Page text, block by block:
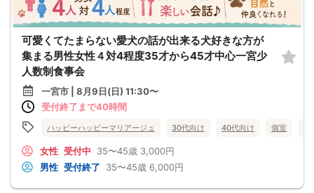
可愛くてたまらない愛犬の話が出来る犬好きな方が
集まる男性女性４対4程度35才から45才中心一宮少
人数制食事会
一宮市 | 8月9日(日) 11:30〜
受付終了まで40時間
ハッピーハッピーマリアージュ 30代向け 40代向け 個室
女性 受付中 35〜45歳 3,000円
男性 受付終了 35〜45歳 6,000円